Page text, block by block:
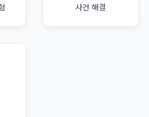
사건 해결